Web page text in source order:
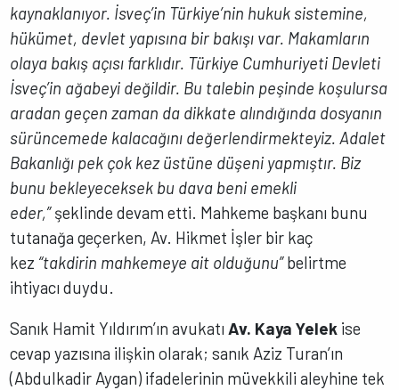
kaynaklanıyor. İsveç’in Türkiye’nin hukuk sistemine,
hükümet, devlet yapısına bir bakışı var. Makamların
olaya bakış açısı farklıdır. Türkiye Cumhuriyeti Devleti
İsveç’in ağabeyi değildir. Bu talebin peşinde koşulursa
aradan geçen zaman da dikkate alındığında dosyanın
sürüncemede kalacağını değerlendirmekteyiz. Adalet
Bakanlığı pek çok kez üstüne düşeni yapmıştır. Biz
bunu bekleyeceksek bu dava beni emekli
eder,”şeklinde devam etti. Mahkeme başkanı bunu
tutanağa geçerken, Av. Hikmet İşler bir kaç
kez “takdirin mahkemeye ait olduğunu”belirtme
ihtiyacı duydu.
Sanık Hamit Yıldırım’ın avukatı Av. Kaya Yelek ise
cevap yazısına ilişkin olarak; sanık Aziz Turan’ın
(Abdulkadir Aygan) ifadelerinin müvekkili aleyhine tek